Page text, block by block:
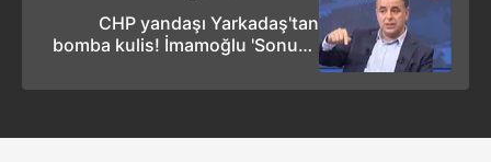
CHP yandaşı Yarkadaş'tan
bomba kulis! İmamoğlu 'Sonuna
Genç'e sert çıktı: Tarafınızı seçin